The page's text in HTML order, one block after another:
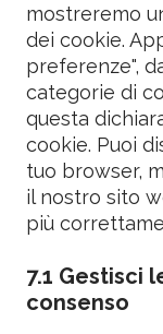
mostreremo
dei cookie.
preferenze",
categorie di
questa
cookie. Puoi
tuo browser,
il nostro sito
più
7.1 Gestisci
consenso